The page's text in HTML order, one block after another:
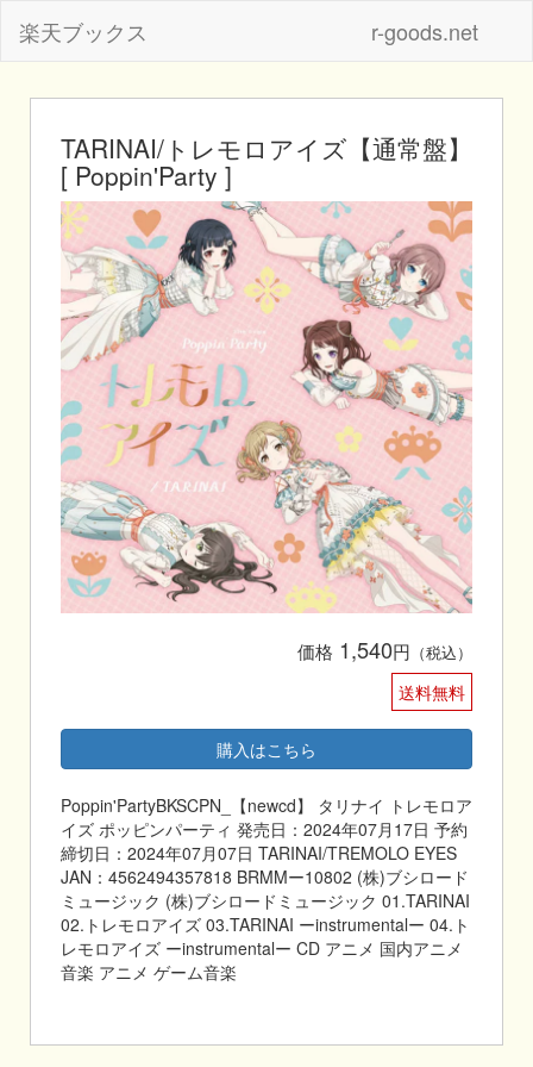
楽天ブックス r-goods.net
TARINAI/トレモロアイズ【通常盤】
[ Poppin'Party ]
価格 1,540円 （税込）
送料無料
購入はこちら
Poppin'PartyBKSCPN_【newcd】 タリナイ トレモロア
イズ ポッピンパーティ 発売日：2024年07月17日 予約
締切日：2024年07月07日 TARINAI/TREMOLO EYES
JAN：4562494357818 BRMMー10802 (株)ブシロード
ミュージック (株)ブシロードミュージック 01.TARINAI
02.トレモロアイズ 03.TARINAI ーinstrumentalー 04.ト
レモロアイズ ーinstrumentalー CD アニメ 国内アニメ
音楽 アニメ ゲーム音楽